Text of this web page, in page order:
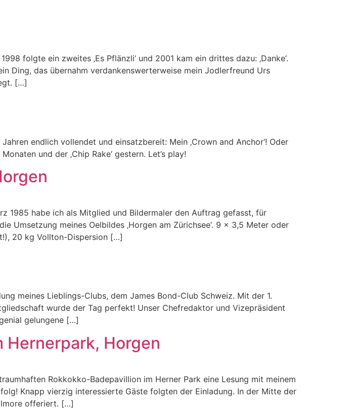
folgte ein zweites ‚Es Pflänzli‘ und 2001 kam ein drittes dazu: ‚Danke‘.
Ding, das übernahm verdankenswerterweise mein Jodlerfreund Urs
[…]
endlich vollendet und einsatzbereit: Mein ‚Crown and Anchor‘! Oder
und der ‚Chip Rake‘ gestern. Let’s play!
1985 habe ich als Mitglied und Bildermaler den Auftrag gefasst, für
Umsetzung meines Oelbildes ‚Horgen am Zürichsee‘. 9 x 3,5 Meter oder
20 kg Vollton-Dispersion […]
meines Lieblings-Clubs, dem James Bond-Club Schweiz. Mit der 1.
wurde der Tag perfekt! Unser Chefredaktor und Vizepräsident
gelungene […]
Hernerpark, Horgen
Rokkokko-Badepavillion im Herner Park eine Lesung mit meinem
Knapp vierzig interessierte Gäste folgten der Einladung. In der Mitte der
offeriert. […]